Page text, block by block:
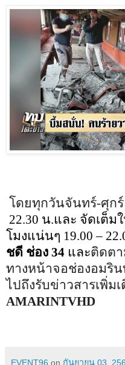
โดยทุกวันจันทร์-ศุกร์
22.30 น.และ จัดเต็ม
โมงแน่นๆ 19.00– 22.
ชดี ช่อง 34 และติดตา
ทางหน้าจอช่องอมริน
ไปถึงรับข่าวสารเพิ่ม
AMARINTVHD
EVENT96 on กันยายน 03,